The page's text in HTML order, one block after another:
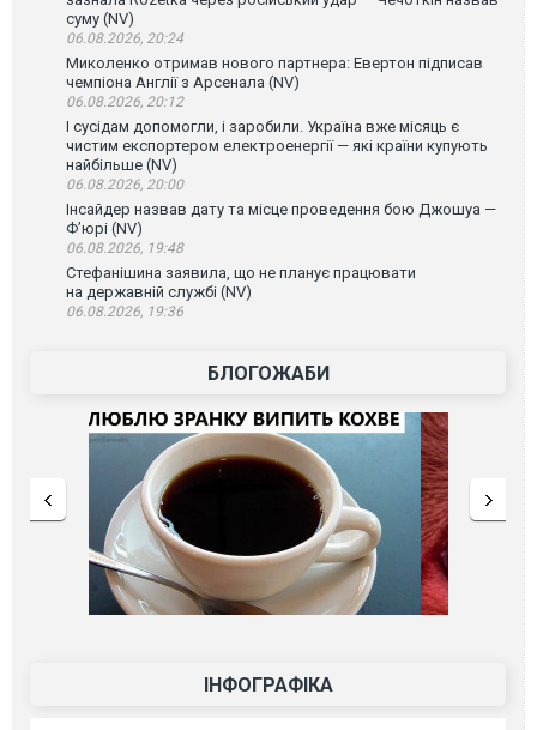
суму (NV)
06.08.2026, 20:24
Миколенко отримав нового партнера: Евертон підписав
чемпіона Англії з Арсенала (NV)
06.08.2026, 20:12
І сусідам допомогли, і заробили. Україна вже місяць є
чистим експортером електроенергії — які країни купують
найбільше (NV)
06.08.2026, 20:00
Інсайдер назвав дату та місце проведення бою Джошуа —
Ф’юрі (NV)
06.08.2026, 19:48
Стефанішина заявила, що не планує працювати
на державній службі (NV)
06.08.2026, 19:36
БЛОГОЖАБИ
ІНФОГРАФІКА